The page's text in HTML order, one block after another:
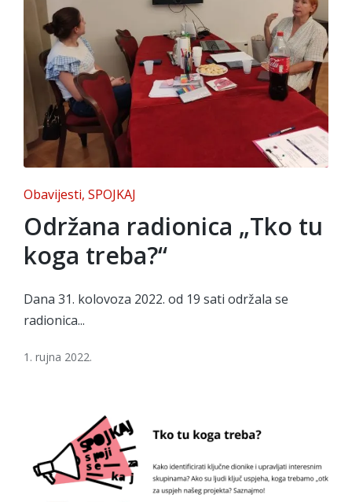
Posted
in
Obavijesti SPOJKAJ
Održana radionica „Tko tu
koga treba?“
Dana 31. kolovoza 2022. od 19 sati održala se
radionica...
1. rujna 2022.